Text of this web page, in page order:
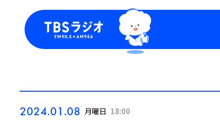
2024.01.08 月曜日 18:00